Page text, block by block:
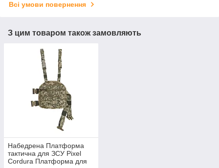
Всі умови повернення
З цим товаром також замовляють
Набедрена Платформа
тактична для ЗСУ Pixel
Cordura Платформа для